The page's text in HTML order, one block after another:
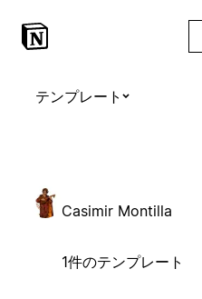
テンプレート
Casimir Montilla
1件のテンプレート